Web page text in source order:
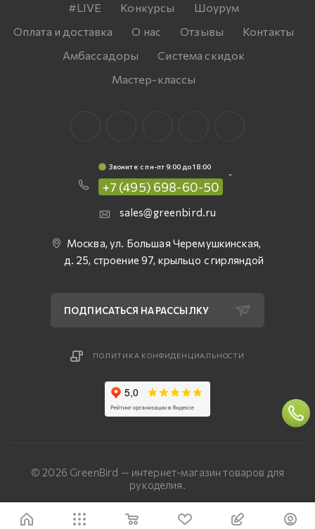
#LIVE Конкурсы
Шоурум
Оплата и доставка
О нас Отзывы
Контакты
Амбассадоры
Система скидок
Мастер-классы
Звоните: c пн-пт 9:00 до 18:00
+7 (495) 698-60-50
sales@greenbird.ru
Москва, ул. Большая Черемушкинская,
д. 25, строение 97, крыльцо с гирляндой
ПОДПИСАТЬСЯ НА РАССЫЛКУ
ПОЛИТИКА КОНФИДЕНЦИАЛЬНОСТИ
© 2026 GreenBird — интернет-магазин товаров для
рукоделия.
Разработка сайта — «Четвертый Рим»